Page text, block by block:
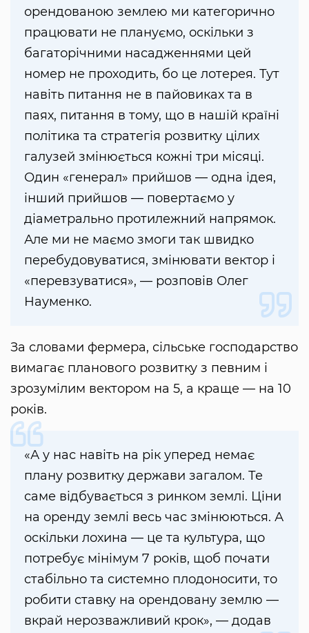
орендованою землею ми категорично
працювати не плануємо, оскільки з
багаторічними насадженнями цей
номер не проходить, бо це лотерея. Тут
навіть питання не в пайовиках та в
паях, питання в тому, що в нашій країні
політика та стратегія розвитку цілих
галузей змінюється кожні три місяці.
Один «генерал» прийшов — одна ідея,
інший прийшов — повертаємо у
діаметрально протилежний напрямок.
Але ми не маємо змоги так швидко
перебудовуватися, змінювати вектор і
«перевзуватися», — розповів Олег
Науменко.
За словами фермера, сільське господарство
вимагає планового розвитку з певним і
зрозумілим вектором на 5, а краще — на 10
років.
«А у нас навіть на рік уперед немає
плану розвитку держави загалом. Те
саме відбувається з ринком землі. Ціни
на оренду землі весь час змінюються. А
оскільки лохина — це та культура, що
потребує мінімум 7 років, щоб почати
стабільно та системно плодоносити, то
робити ставку на орендовану землю —
вкрай нерозважливий крок», — додав